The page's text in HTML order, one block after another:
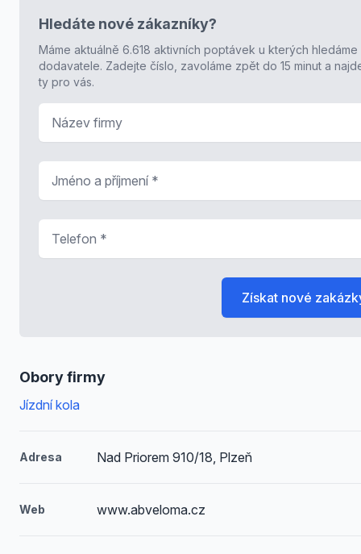
Obory firmy
Jízdní kola
Adresa Nad Priorem 910/18, Plzeň
Web www.abveloma.cz
Hledáte nové zákazníky?
Máme aktuálně 6.618 aktivních poptávek u kterých hledáme
dodavatele. Zadejte číslo, zavoláme zpět do 15 minut a
ty pro vás.
Získat nové